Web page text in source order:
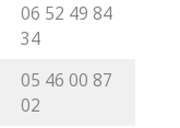
06 52 49 84
34
05 46 00 87
02